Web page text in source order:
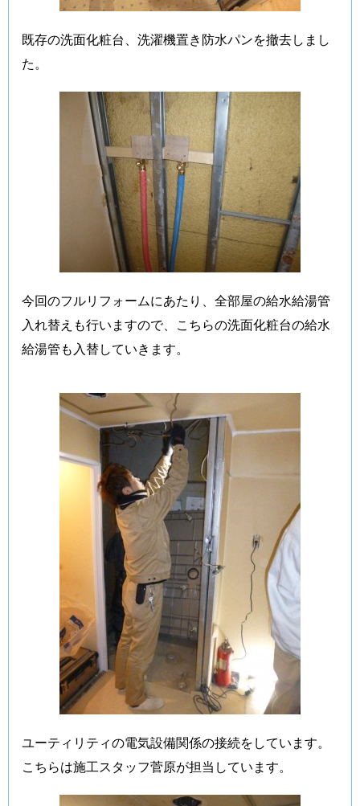
既存の洗面化粧台、洗濯機置き防水パンを撤去しまし
た。
今回のフルリフォームにあたり、全部屋の給水給湯管
入れ替えも行いますので、こちらの洗面化粧台の給水
給湯管も入替していきます。
ユーティリティの電気設備関係の接続をしています。
こちらは施工スタッフ菅原が担当しています。